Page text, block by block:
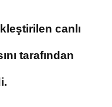
canlı
tarafından